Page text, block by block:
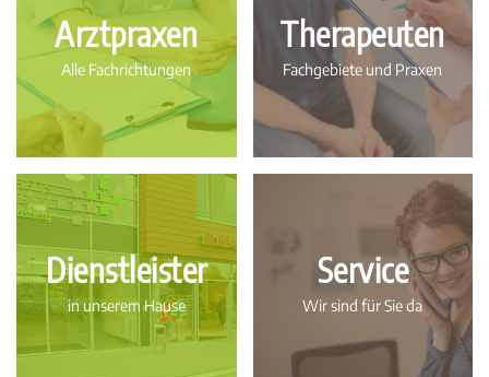
Arztpraxen
Alle Fachrichtungen
Therapeuten
Fachgebiete und Praxen
Dienstleister
in unserem Hause
Service
Wir sind für Sie da